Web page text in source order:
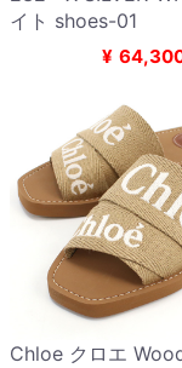
イト shoes-01
¥
Chloe クロエ